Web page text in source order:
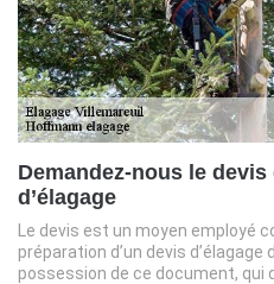
Demandez-nous le
d’élagage
Le devis est un moyen employé
préparation d’un devis d’élagage
possession de ce document,